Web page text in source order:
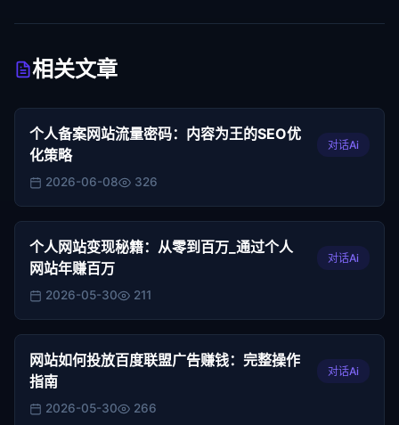
相关文章
个人备案网站流量密码：内容为王的SEO优
化策略
对话Ai
2026-06-08 326
个人网站变现秘籍：从零到百万_通过个人
网站年赚百万
对话Ai
2026-05-30 211
网站如何投放百度联盟广告赚钱：完整操作
指南
对话Ai
2026-05-30 266